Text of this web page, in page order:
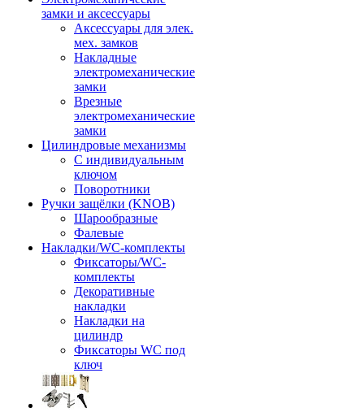
замки и аксессуары
Аксессуары для элек.
мех. замков
Накладные
электромеханические
замки
Врезные
электромеханические
замки
Цилиндровые механизмы
С индивидуальным
ключом
Поворотники
Ручки защёлки (KNOB)
Шарообразные
Фалевые
Накладки/WC-комплекты
Фиксаторы/WC-
комплекты
Декоративные
накладки
Накладки на
цилиндр
Фиксаторы WC под
ключ